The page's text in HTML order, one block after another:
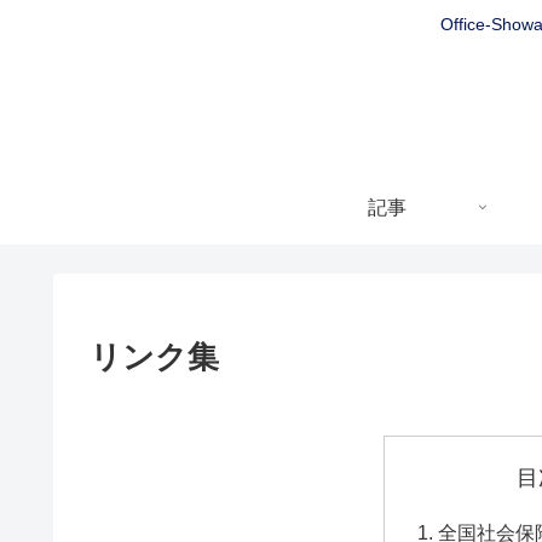
Office-
記事
リンク集
全国社会保